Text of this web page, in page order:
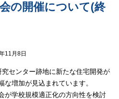
の開催について(終
11月8日
センター跡地に新たな住宅開発が
増加が見込まれています。
が学校規模適正化の方向性を検討